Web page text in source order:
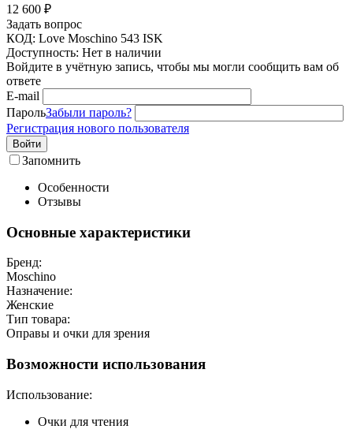
12 600 ₽
Задать вопрос
КОД: Love Moschino 543 ISK
Доступность: Нет в наличии
Войдите в учётную запись, чтобы мы могли сообщить вам об
ответе
E-mail
ПарольЗабыли пароль?
Регистрация нового пользователя
Войти
Запомнить
Особенности
Отзывы
Основные характеристики
Бренд:
Moschino
Назначение:
Женские
Тип товара:
Оправы и очки для зрения
Возможности использования
Использование:
Очки для чтения